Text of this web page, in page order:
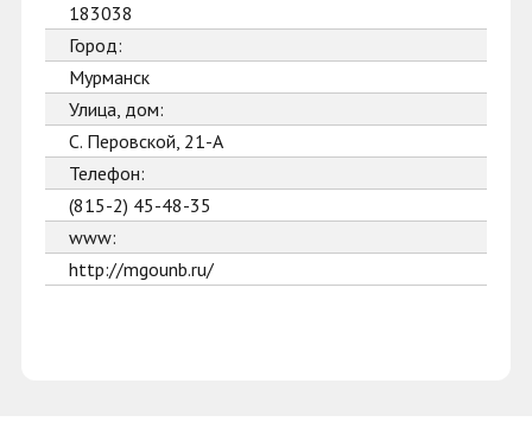
183038
Город:
Мурманск
Улица, дом:
С. Перовской, 21-А
Телефон:
(815-2) 45-48-35
www:
http://mgounb.ru/